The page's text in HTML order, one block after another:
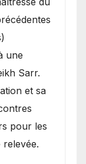
une
Sarr.
et sa
pour les